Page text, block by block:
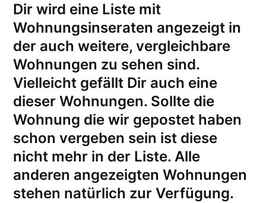
Dir wird eine Liste mit
Wohnungsinseraten angezeigt in
der auch weitere, vergleichbare
Wohnungen zu sehen sind.
Vielleicht gefällt Dir auch eine
dieser Wohnungen. Sollte die
Wohnung die wir gepostet haben
schon vergeben sein ist diese
nicht mehr in der Liste. Alle
anderen angezeigten Wohnungen
stehen natürlich zur Verfügung.